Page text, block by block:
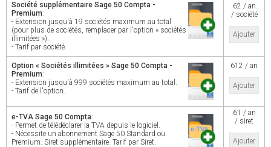
Société supplémentaire Sage 50 Compta -
Premium:
- Extension jusqu'à 19 sociétés maximum au total
(pour plus de sociétés, remplacer par l'option « sociétés
illimitées »).
- Tarif par société.
62 / an
/ société
Ajouter
Option « Sociétés illimitées » Sage 50 Compta -
Premium:
- Extension jusqu'à 999 sociétés maximum au total.
- Tarif de l'option.
612 / an
Ajouter
e-TVA Sage 50 Compta:
- Permet de télédéclarer la TVA depuis le logiciel.
- Nécessite un abonnement Sage 50 Standard ou
Premium. Siret supplémentaire. Tarif par Siret.
61 / an
/ siret
Ajouter